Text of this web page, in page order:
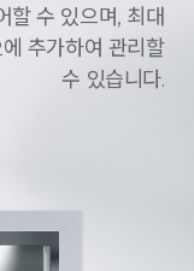
할 수 있으며, 최대
추가하여 관리할
수 있습니다.